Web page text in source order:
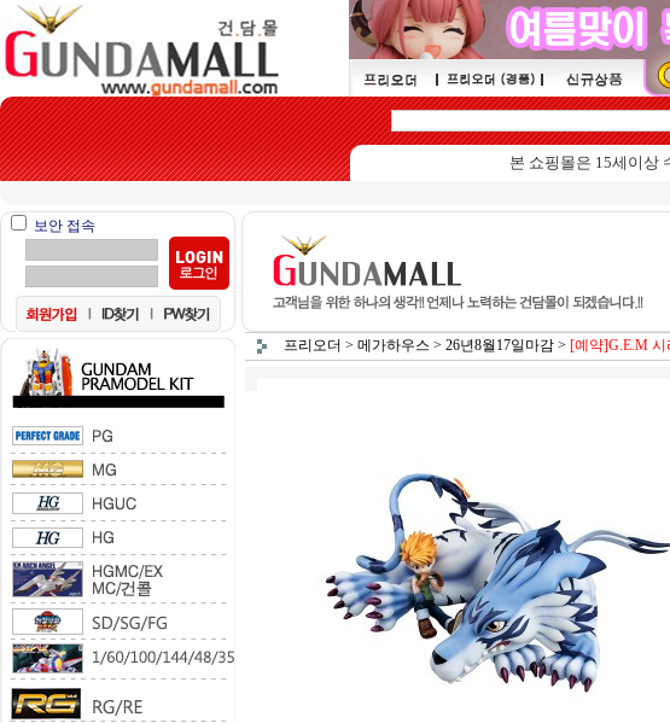
본 쇼핑몰은 15세이상 수집
보안 접속
프리오더 > 메가하우스 > 26년8월17일마감 > [예약]G.E.M 시